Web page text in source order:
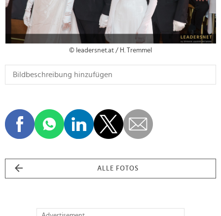
© leadersnet.at / H. Tremmel
ALLE FOTOS